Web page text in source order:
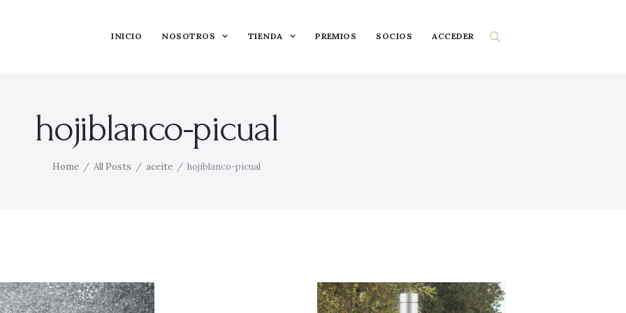
INICIO NOSOTROS TIENDA PREMIOS SOCIOS ACCEDER
hojiblanco-picual
Home All Posts aceite hojiblanco-picual